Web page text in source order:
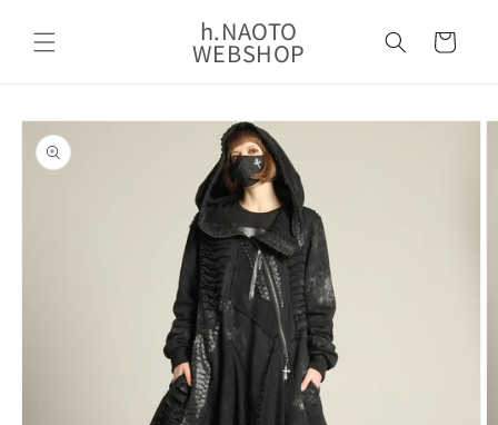
進む
h.NAOTO
WEBSHOP
ー
商品情
報にス
キップ